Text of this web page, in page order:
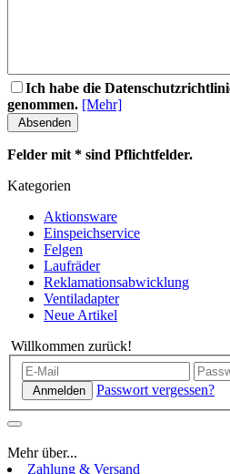
Ich habe die
genommen. [Mehr]
Absenden
Felder mit * sind Pflichtfelder.
Kategorien
Aktionsware
Einspeichservice
Felgen
Laufräder
Reklamationsabwicklung
Ventiladapter
Neue Artikel
Willkommen zurück!
Anmelden Passwort vergessen?
Mehr über...
Zahlung & Versand